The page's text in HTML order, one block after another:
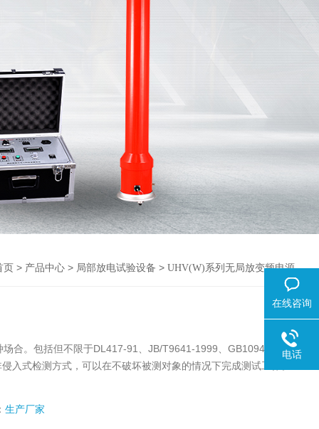
页 > 产品中心 > 局部放电试验设备 >UHV(W)系列无局放变频电源
合。包括但不限于DL417-91、JB/T9641-1999、GB1094.1～
入式检测方式，可以在不破坏被测对象的情况下完成测试工作。
生产厂家
在线咨询
电话